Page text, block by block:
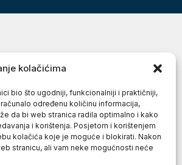
kolačićima
bio što ugodniji, funkcionalniji i praktičniji,
određenu količinu informacija,
da bi web stranica radila optimalno i kako
i korištenja. Posjetom i korištenjem
kolačića koje je moguće i blokirati. Nakon
stranicu, ali vam neke mogućnosti neće